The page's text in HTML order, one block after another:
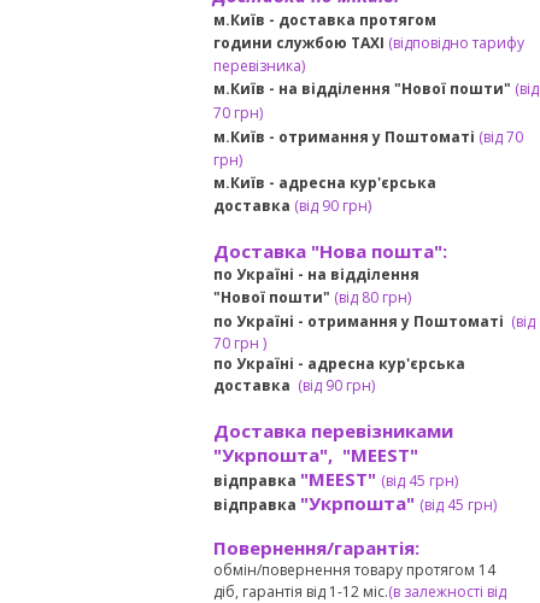
м.Київ - доставка протягом
години службою TAXI (відповідно тарифу
перевізника)
м.Київ - на відділення "Нової пошти" (від
70 грн)
м.Київ - отримання у Поштоматі (від 70
грн)
м.Київ - адресна кур'єрська
доставка (від90 грн)
Доставка "Нова пошта":
по Україні - на відділення
"Нової пошти" (від 80 грн)
по Україні - отримання у Поштоматі (від
70 грн )
по Україні - адресна кур'єрська
доставка (від90 грн)
Доставка перевізниками
"Укрпошта", "MEEST"
відправка "MEEST" (від 45 грн)
відправка "Укрпошта" (від 45 грн)
Повернення/гарантія:
обмін/повернення товару протягом 14
діб, гарантія від 1-12 міс.(в залежності від